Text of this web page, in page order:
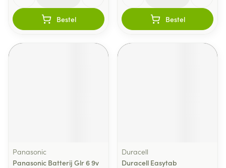
Bestel Bestel
Panasonic
Panasonic Batterij Glr 6 9v
Duracell
Duracell Easytab